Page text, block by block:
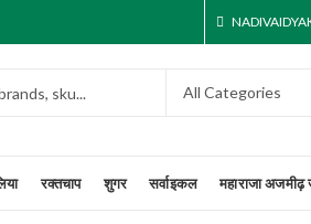
रक्तचाप शुगर सर्वाइकल महाराजा अजमीढ़